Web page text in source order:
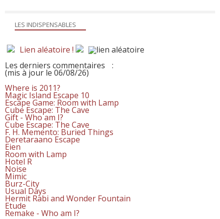
LES INDISPENSABLES
Lien aléatoire !
Les derniers commentaires
:
(mis à jour le 06/08/26)
Where is 2011?
Magic Island Escape 10
Escape Game: Room with Lamp
Cube Escape: The Cave
Gift - Who am I?
Cube Escape: The Cave
F. H. Memento: Buried Things
Deretaraano Escape
Eien
Room with Lamp
Hotel R
Noise
Mimic
Burz-City
Usual Days
Hermit Rabi and Wonder Fountain
Etude
Remake - Who am I?